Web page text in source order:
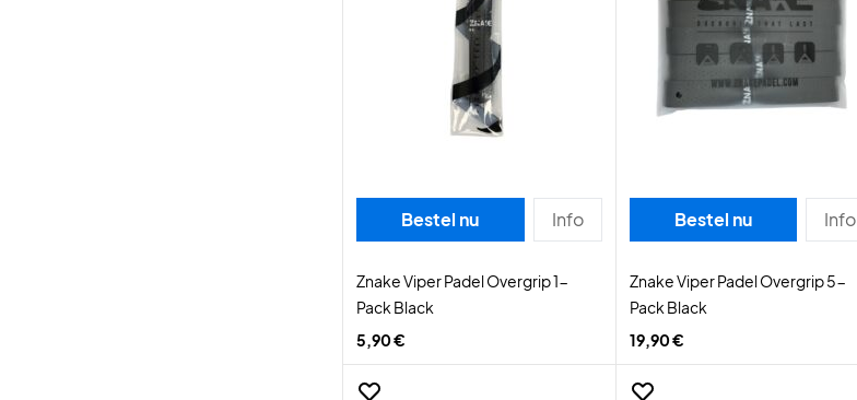
Bestel nu Info
Znake Viper Padel Overgrip 1-
Pack Black
5,90 €
Bestel nu Info
Znake Viper Padel Overgrip 5-
Pack Black
19,90 €